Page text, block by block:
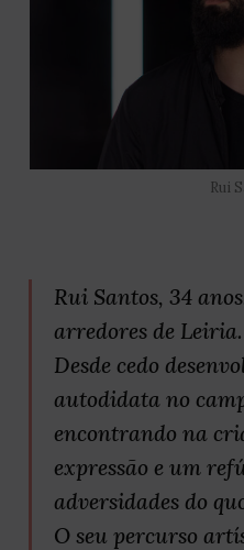
Rui
Rui Santos, 34
arredores de Leiria.
Desde cedo
autodidata no
encontrando na
expressão e um
adversidades do
O seu percurso